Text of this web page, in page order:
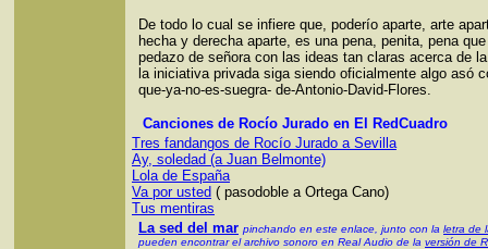
De todo lo cual se infiere que, poderío aparte, arte
hecha y derecha aparte, es una pena, penita, pena
pedazo de señora con las ideas tan claras acerca de
la iniciativa privada siga siendo oficialmente algo asó
que-ya-no-es-suegra- de-Antonio-David-Flores.
Canciones de Rocío Jurado en El RedCuadro
Tres fandangos de Rocío Jurado a Sevilla
Ay, soledad (a Juan Belmonte)
Lola de España
Va por usted ( pasodoble a Ortega Cano)
Tus mentiras
La sed del mar pinchando en este enlace, junto con la letra de
pueden encontrar el archivo sonoro en Real Audio de la versión de